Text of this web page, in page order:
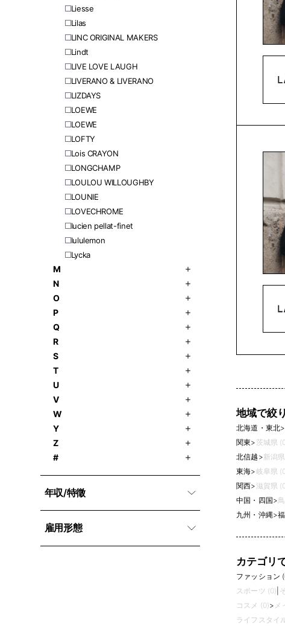
Liesse
Lilas
LINC ORIGINAL MAKERS
Lindt
LIVE LOVE LAUGH
LIVERANO & LIVERANO
LIZDAYS
LOEWE
LOEWE
LOFTY
Lois CRAYON
LONGCHAMP
LOULOU WILLOUGHBY
LOUNIE
LOVECHROME
lucien pellat-finet
lululemon
Lycka
M
N
O
P
Q
R
S
T
U
V
W
Y
Z
#
年収/特徵
雇用形態
地域で絞
北海道・東北>
関東> 茨城県
北信越 >新潟
東海>岐阜県
関西>滋賀県
中国・四国>
九州・沖縄>
カテゴリ
ファッション
スポーツ (0)
コスメ (0)> メ
ライフスタイ